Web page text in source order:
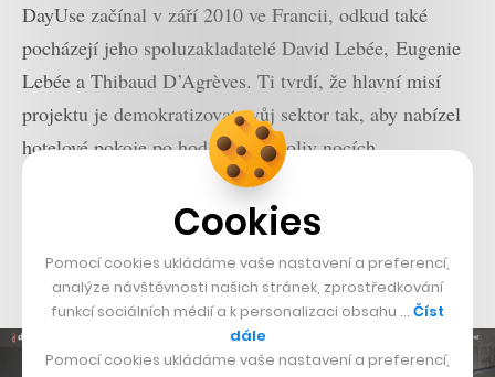
DayUse začínal v září 2010 ve Francii, odkud také
pocházejí jeho spoluzakladatelé David Lebée, Eugenie
Lebée a Thibaud D’Agrèves. Ti tvrdí, že hlavní misí
projektu je demokratizovat svůj sektor tak, aby nabízel
hotelové pokoje po hodinách, nikoliv nocích.
Celkovému rozvoji výrazně přispěly dvě úspěšná
investiční kola. V únoru 2015 získalo DayUse 1 milion
Idinvest Investment Partners a Partech Ventures.
Cookies
Pomocí cookies ukládáme vaše nastavení a preferencí,
analýze návštěvnosti našich stránek, zprostředkování
funkcí sociálních médií a k personalizaci obsahu … Číst
dále
Pomocí cookies ukládáme vaše nastavení a preferencí,